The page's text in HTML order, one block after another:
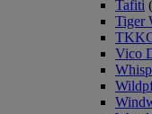
Tafiti
Tiger
Vico